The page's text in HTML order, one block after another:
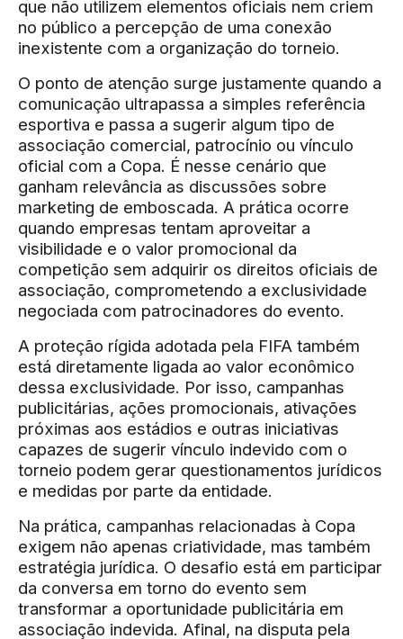
que não utilizem elementos oficiais nem criem
no público a percepção de uma conexão
inexistente com a organização do torneio.
O ponto de atenção surge justamente quando a
comunicação ultrapassa a simples referência
esportiva e passa a sugerir algum tipo de
associação comercial, patrocínio ou vínculo
oficial com a Copa. É nesse cenário que
ganham relevância as discussões sobre
marketing de emboscada. A prática ocorre
quando empresas tentam aproveitar a
visibilidade e o valor promocional da
competição sem adquirir os direitos oficiais de
associação, comprometendo a exclusividade
negociada com patrocinadores do evento.
A proteção rígida adotada pela FIFA também
está diretamente ligada ao valor econômico
dessa exclusividade. Por isso, campanhas
publicitárias, ações promocionais, ativações
próximas aos estádios e outras iniciativas
capazes de sugerir vínculo indevido com o
torneio podem gerar questionamentos jurídicos
e medidas por parte da entidade.
Na prática, campanhas relacionadas à Copa
exigem não apenas criatividade, mas também
estratégia jurídica. O desafio está em participar
da conversa em torno do evento sem
transformar a oportunidade publicitária em
associação indevida. Afinal, na disputa pela